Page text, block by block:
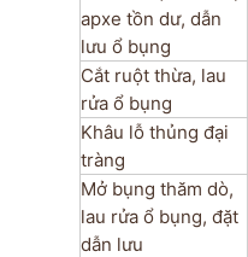
apxe tồn dư, dẫn
lưu ổ bụng
Cắt ruột thừa, lau
rửa ổ bụng
Khâu lỗ thủng đại
tràng
Mở bụng thăm dò,
lau rửa ổ bụng, đặt
dẫn lưu